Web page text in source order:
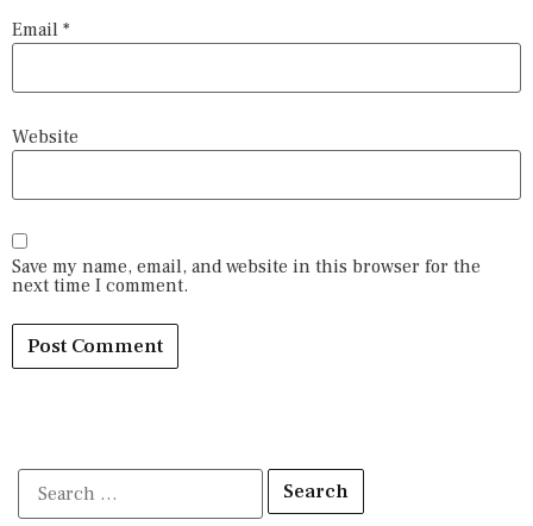
Email *
Website
Save my name, email, and website in this browser for the
next time I comment.